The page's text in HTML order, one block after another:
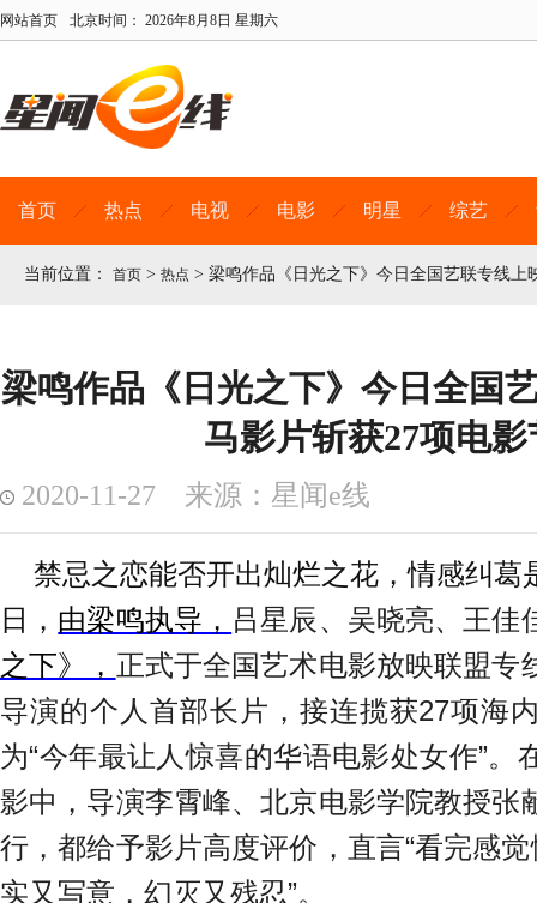
网站首页 北京时间： 2026年8月8日 星期六
首页 热点 电视 电影 明星 综艺
当前位置： 首页 > 热点 > 梁鸣作品《日光之下》今日全国艺联专线上
梁鸣作品《日光之下》今日全国
马影片斩获27项电
2020-11-27 来源：星闻e线
禁忌之恋能否开出灿烂之花，情感纠葛
日， 由梁鸣执导， 吕星辰、吴晓亮、王佳
之下》， 正式于全国艺术电影放映联盟专
导演的个人首部长片，接连揽获27项海
为“今年最让人惊喜的华语电影处女作”。
影中，导演李霄峰、北京电影学院教授张
行，都给予影片高度评价，直言“看完感
实又写意，幻灭又残忍”。